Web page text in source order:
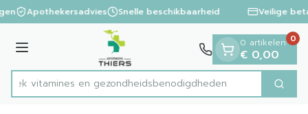
Ga naar de inhoud
1 van 1
Apothekersadvies Snelle beschikbaarheid Veilige
Menu
Product, merk, categorie...
vitamines en gezondheidsbenodigdheden Zoek
0 artikelen
€ 0,00
0